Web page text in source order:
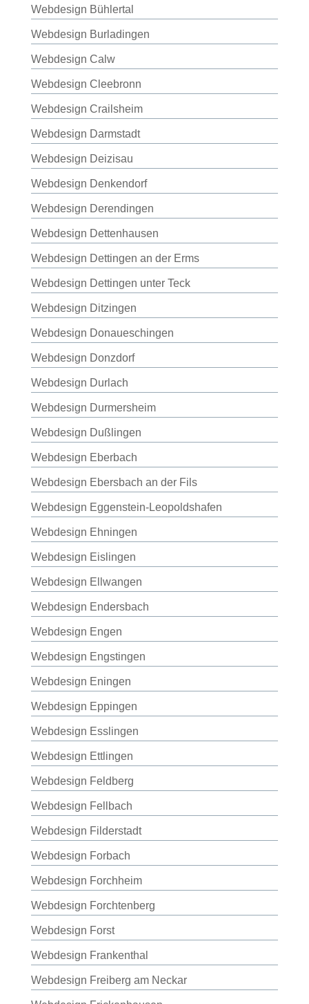
Webdesign Bühlertal
Webdesign Burladingen
Webdesign Calw
Webdesign Cleebronn
Webdesign Crailsheim
Webdesign Darmstadt
Webdesign Deizisau
Webdesign Denkendorf
Webdesign Derendingen
Webdesign Dettenhausen
Webdesign Dettingen an der Erms
Webdesign Dettingen unter Teck
Webdesign Ditzingen
Webdesign Donaueschingen
Webdesign Donzdorf
Webdesign Durlach
Webdesign Durmersheim
Webdesign Dußlingen
Webdesign Eberbach
Webdesign Ebersbach an der Fils
Webdesign Eggenstein-Leopoldshafen
Webdesign Ehningen
Webdesign Eislingen
Webdesign Ellwangen
Webdesign Endersbach
Webdesign Engen
Webdesign Engstingen
Webdesign Eningen
Webdesign Eppingen
Webdesign Esslingen
Webdesign Ettlingen
Webdesign Feldberg
Webdesign Fellbach
Webdesign Filderstadt
Webdesign Forbach
Webdesign Forchheim
Webdesign Forchtenberg
Webdesign Forst
Webdesign Frankenthal
Webdesign Freiberg am Neckar